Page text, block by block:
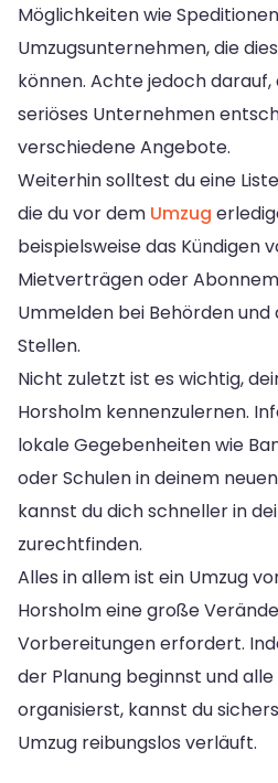
Möglichkeiten wie
Umzugsunternehmen, die
können. Achte jedoch darauf,
seriöses Unternehmen
verschiedene Angebote.
Weiterhin solltest du eine
die du vor dem Umzug
beispielsweise das Kündigen
Mietverträgen oder
Ummelden bei Behörden
Stellen.
Nicht zuletzt ist es wichtig,
Horsholm kennenzulernen.
lokale Gegebenheiten wie
oder Schulen in deinem
kannst du dich schneller in
zurechtfinden.
Alles in allem ist ein Umzug
Horsholm eine große
Vorbereitungen erfordert.
der Planung beginnst und
organisierst, kannst du
Umzug reibungslos verläuft.